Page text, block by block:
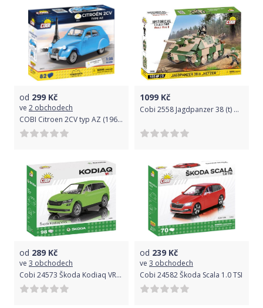
od 299 Kč
ve 2 obchodech
COBI Citroen 2CV typ AZ (1962), 1:35, 82 k
1099 Kč
Cobi 2558 Jagdpanzer 38 (t) Hetzer
od 289 Kč
ve 3 obchodech
Cobi 24573 Škoda Kodiaq VRS, 1:35, 98 k
od 239 Kč
ve 3 obchodech
Cobi 24582 Škoda Scala 1.0 TSI